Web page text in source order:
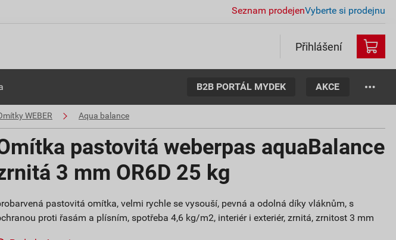
Seznam prodejenVyberte si prodejnu
Přihlášení
B2B PORTÁL MYDEK AKCE
WEBER Aqua balance
pastovitá weberpas aquaBalance
3 mm OR6D 25 kg
pastovitá omítka, velmi rychle se vysouší, pevná a odolná díky vláknům, s
proti řasám a plísním, spotřeba 4,6 kg/m2, interiér i exteriér, zrnitá, zrnitost 3 mm